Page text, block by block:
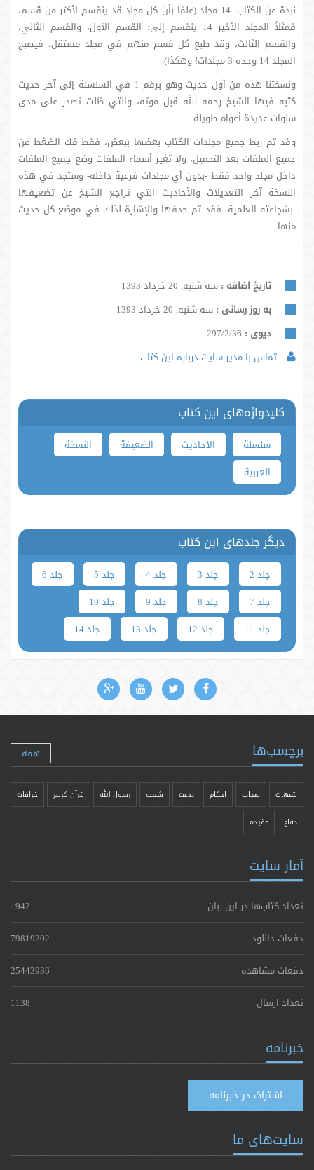
نبذة عن الكتاب: 14 مجلد (علمًا بأن كل مجلد قد ينقسم لأكثر من قسم،
فمثلاً المجلد الأخير 14 ينقسم إلى: القسم الأول، والقسم الثاني،
والقسم الثالث، وقد طبع كل قسم منهم في مجلد مستقل، فيصبح
المجلد 14 وحده 3 مجلدات! وهكذا)..
ونسختنا هذه من أول حديث وهو برقم 1 في السلسلة إلى آخر حديث
كتبه فيها الشيخ رحمه الله قبل موته، والتي ظلت تصدر على مدى
سنوات عديدة أعوام طويلة..
وقد تم ربط جميع مجلدات الكتاب بعضها ببعض، فقط فك الضغط عن
جميع الملفات بعد التحميل، ولا تغير أسماء الملفات وضع جميع الملفات
داخل مجلد واحد فقط -بدون أي مجلدات فرعية داخله- وستجد في هذه
النسخة آخر التعديلات والأحاديث التي تراجع الشيخ عن تضعيفها
-بشجاعته العلمية- فقد تم حذفها والإشارة لذلك في موضع كل حديث
منها
تاریخ اضافه : سه شنبه, 20 خرداد 1393
به روز رسانی : سه شنبه, 20 خرداد 1393
دیوی : 297/2/36
تماس با مدیر سایت درباره این کتاب
کلیدواژه‌های این کتاب
سلسلة الأحاديث الضعيفة
النسخة
العربية
دیگر جلدهای این کتاب
جلد 2 جلد 3 جلد 4 جلد 5
جلد 6
جلد 7
جلد 8 جلد 9
جلد 10
جلد 11
جلد 12 جلد 13 جلد 14
برچسب‌ها همه
شبهات صحابه احکام بدعت شیعه رسول الله قرآن کریم خرافات
دفاع عقیده
آمار سایت
تعداد کتاب‌ها در این زبان
1942
دفعات دانلود
79819202
دفعات مشاهده
25443936
تعداد ارسال
1138
خبرنامه
اشتراک در خبرنامه
سایت‌های ما